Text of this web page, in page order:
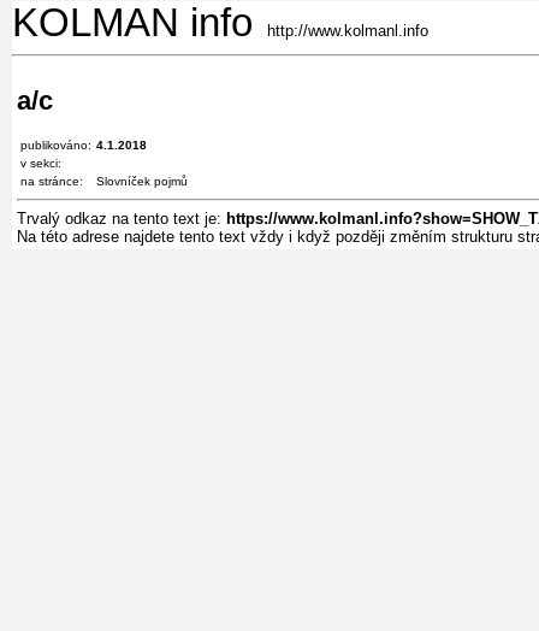
KOLMAN info http://www.kolmanl.info
a/c
publikováno: 4.1.2018
v sekci:
na stránce:
Slovníček pojmů
Trvalý odkaz na tento text je: https://
Na této adrese najdete tento text vždy i když později změním strukturu